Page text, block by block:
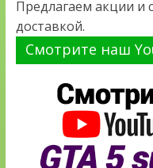
Предлагаем акции и
доставкой.
Смотрите наш